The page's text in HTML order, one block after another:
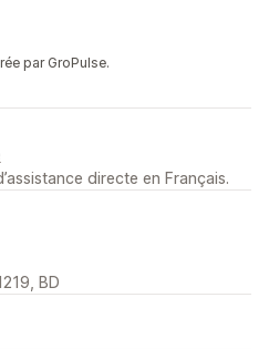
par GroPulse.
directe en Français.
BD